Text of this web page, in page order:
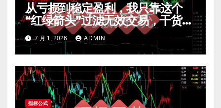
从亏损到稳定盈利，我只靠这个
“红绿箭头”过滤无效交易，干货全
公开 mt4指标
7 月 1, 2026 ADMIN
指标公式